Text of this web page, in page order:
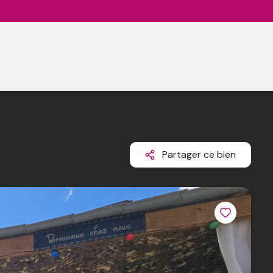
Partager ce bien